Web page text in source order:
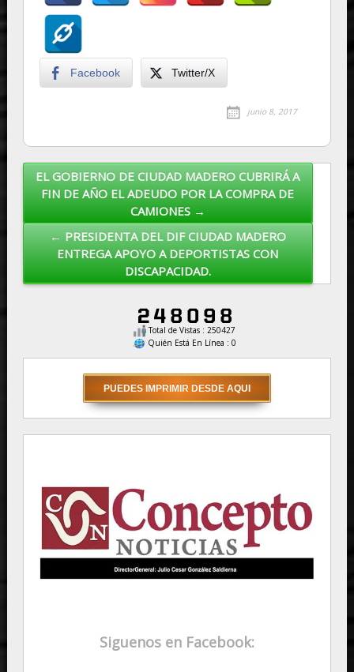
Facebook Twitter/X
junio 8, 2017
Post navigation
EL GOBIERNO DE CIUDAD MADERO CUBRIRÁ A
FIN DE AÑO EL ADEUDO POR LA COMPRA DE
CAMIONES →
← PRESIDENTA DEL DIF CIUDAD MADERO
ENTREGA APOYO A DEPORTISTAS CON
DISCAPACIDAD.
Total de Vistas : 250427
Quién Está En Línea : 0
Siguenos en Facebook: